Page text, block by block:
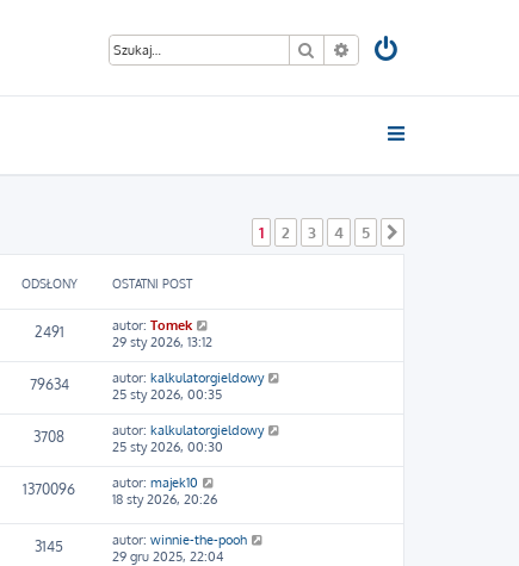
Szukaj Wyszukiwanie
1 2 3 4 5
ODSŁONY OSTATNI POST
2491 autor: Tomek
29 sty 2026, 13:12
79634 autor: kalkulatorgieldowy
25 sty 2026, 00:35
3708 autor: kalkulatorgieldowy
25 sty 2026, 00:30
1370096 autor: majek10
18 sty 2026, 20:26
3145 autor: winnie-the-pooh
29 gru 2025, 22:04